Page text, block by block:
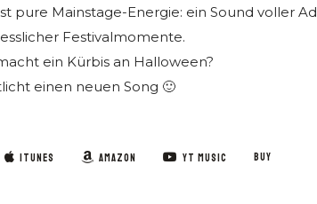
pure Mainstage-Energie: ein Sound voller
Festivalmomente.
ein Kürbis an Halloween?
einen neuen Song 🙂
ITUNES AMAZON YT MUSIC BUY